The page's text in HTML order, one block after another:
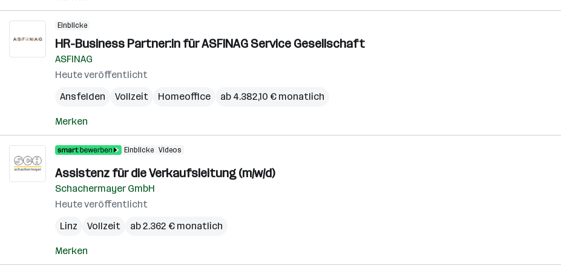
Einblicke
HR-Business Partner:in für ASFINAG Service Gesellschaft
ASFINAG
Heute veröffentlicht
Ansfelden
Vollzeit Homeoffice ab 4.382,10 € monatlich
Merken
Einblicke Videos
Assistenz für die Verkaufsleitung (m/w/d)
Schachermayer GmbH
Heute veröffentlicht
Linz
Vollzeit ab 2.362 € monatlich
Merken